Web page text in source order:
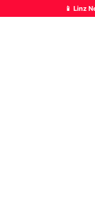
📱 Linz